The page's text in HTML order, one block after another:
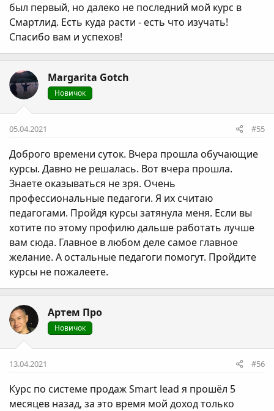
был первый, но далеко не последний мой курс в
Смартлид. Есть куда расти - есть что изучать!
Спасибо вам и успехов!
Margarita Gotch
Новичок
05.04.2021 #55
Доброго времени суток. Вчера прошла обучающие
курсы. Давно не решалась. Вот вчера прошла.
Знаете оказываться не зря. Очень
профессиональные педагоги. Я их считаю
педагогами. Пройдя курсы затянула меня. Если вы
хотите по этому профилю дальше работать лучше
вам сюда. Главное в любом деле самое главное
желание. А остальные педагоги помогут. Пройдите
курсы не пожалеете.
Артем Про
Новичок
13.04.2021 #56
Курс по системе продаж Smart lead я прошёл 5
месяцев назад, за это время мой доход только